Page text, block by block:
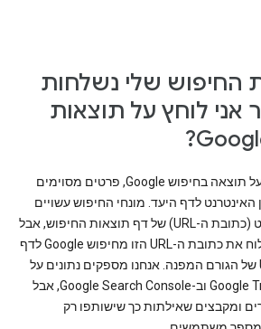
החיפוש שלי נשלחות
לוחץ על תוצאות
בדרך כלל לא. כשלוחצים על תוצאה בחיפוש Google, פרטים מסוימים
לדף היעד. מונחי החיפוש עשויים
להופיע בכתובת האינטרנט (כתובת ה-URL) של דף תוצאות החיפוש, אבל
הדפדפנים לא יכולים לשלוח את כתובת ה-URL הזו מחיפוש Google לדף
היעד בתור כתובת ה-URL של הגורם המפנה. אנחנו מספקים נתונים על
שאילתות חיפוש ב-Google Trends וב-Google Search Console, אבל
ומקבצים שאילתות כך שישותפו רק